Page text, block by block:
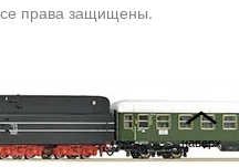
права защищены.